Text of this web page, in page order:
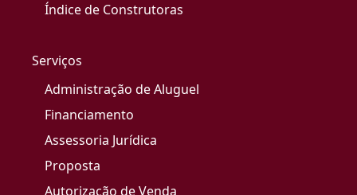
Índice de Construtoras
Serviços
Administração de Aluguel
Financiamento
Assessoria Jurídica
Proposta
Autorização de Venda